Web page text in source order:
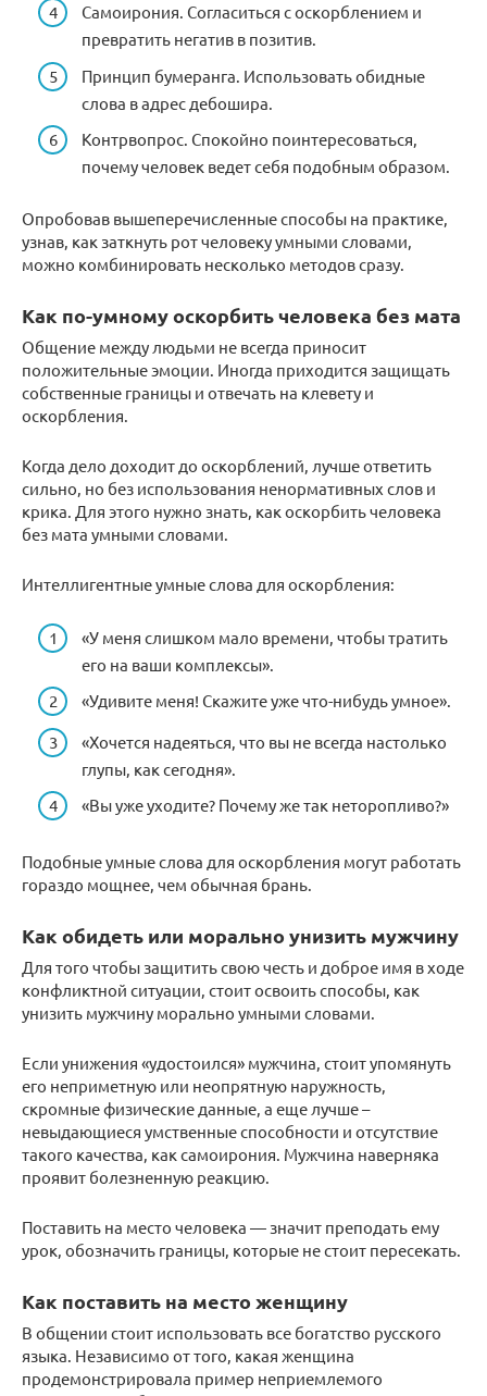
Самоирония. Согласиться с оскорблением и
превратить негатив в позитив.
Принцип бумеранга. Использовать обидные
слова в адрес дебошира.
Контрвопрос. Спокойно поинтересоваться,
почему человек ведет себя подобным образом.
Опробовав вышеперечисленные способы на практике,
узнав, как заткнуть рот человеку умными словами,
можно комбинировать несколько методов сразу.
Как по-умному оскорбить человека без мата
Общение между людьми не всегда приносит
положительные эмоции. Иногда приходится защищать
собственные границы и отвечать на клевету и
оскорбления.
Когда дело доходит до оскорблений, лучше ответить
сильно, но без использования ненормативных слов и
крика. Для этого нужно знать, как оскорбить человека
без мата умными словами.
Интеллигентные умные слова для оскорбления:
«У меня слишком мало времени, чтобы тратить
его на ваши комплексы».
«Удивите меня! Скажите уже что-нибудь умное».
«Хочется надеяться, что вы не всегда настолько
глупы, как сегодня».
«Вы уже уходите? Почему же так неторопливо?»
Подобные умные слова для оскорбления могут работать
гораздо мощнее, чем обычная брань.
Как обидеть или морально унизить мужчину
Для того чтобы защитить свою честь и доброе имя в ходе
конфликтной ситуации, стоит освоить способы, как
унизить мужчину морально умными словами.
Если унижения «удостоился» мужчина, стоит упомянуть
его неприметную или неопрятную наружность,
скромные физические данные, а еще лучше –
невыдающиеся умственные способности и отсутствие
такого качества, как самоирония. Мужчина наверняка
проявит болезненную реакцию.
Поставить на место человека — значит преподать ему
урок, обозначить границы, которые не стоит пересекать.
Как поставить на место женщину
В общении стоит использовать все богатство русского
языка. Независимо от того, какая женщина
продемонстрировала пример неприемлемого